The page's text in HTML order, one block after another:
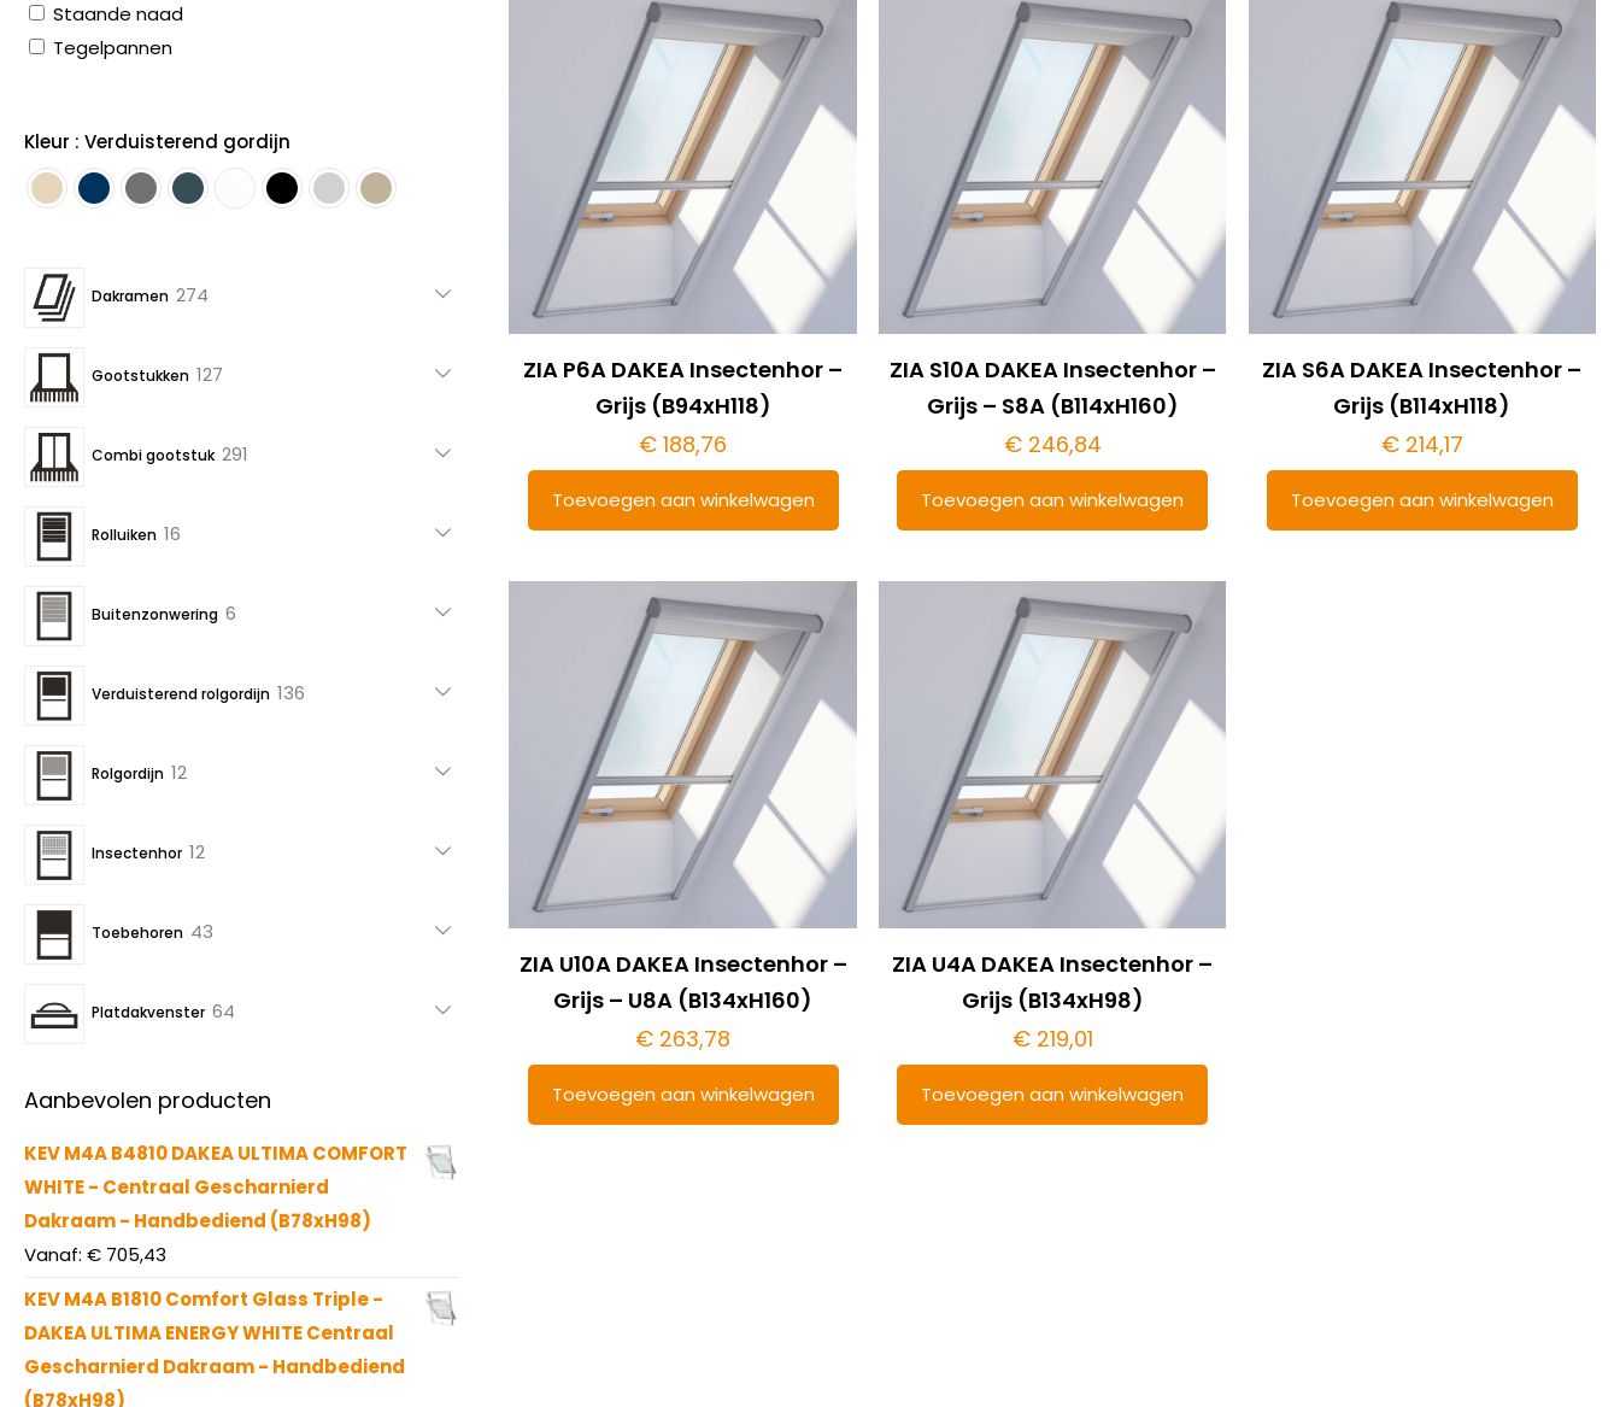
ZIA P6A DAKEA Insectenhor –
Grijs (B94xH118)
€ 188,76
Toevoegen aan winkelwagen
ZIA S10A DAKEA Insectenhor –
Grijs – S8A (B114xH160)
€246,84
Toevoegen aan winkelwagen
ZIA S6A DAKEA Insectenhor –
Grijs (B114xH118)
€214,17
Toevoegen aan winkelwagen
ZIA U10A DAKEA Insectenhor –
Grijs – U8A (B134xH160)
€ 263,78
Toevoegen aan winkelwagen
ZIA U4A DAKEA Insectenhor –
Grijs (B134xH98)
€219,01
Toevoegen aan winkelwagen
Staande naad
Tegelpannen
Kleur : Verduisterend gordijn
Dakramen 274
Gootstukken 127
Combi gootstuk 291
Rolluiken 16
Buitenzonwering 6
Verduisterend rolgordijn 136
Rolgordijn 12
Insectenhor 12
Toebehoren 43
Platdakvenster 64
Aanbevolen producten
KEV M4A B4810 DAKEA ULTIMA COMFORT
WHITE - Centraal Gescharnierd
Dakraam - Handbediend (B78xH98)
Vanaf: € 705,43
KEV M4A B1810 Comfort Glass Triple -
DAKEA ULTIMA ENERGY WHITE Centraal
Gescharnierd Dakraam - Handbediend
(B78xH98)